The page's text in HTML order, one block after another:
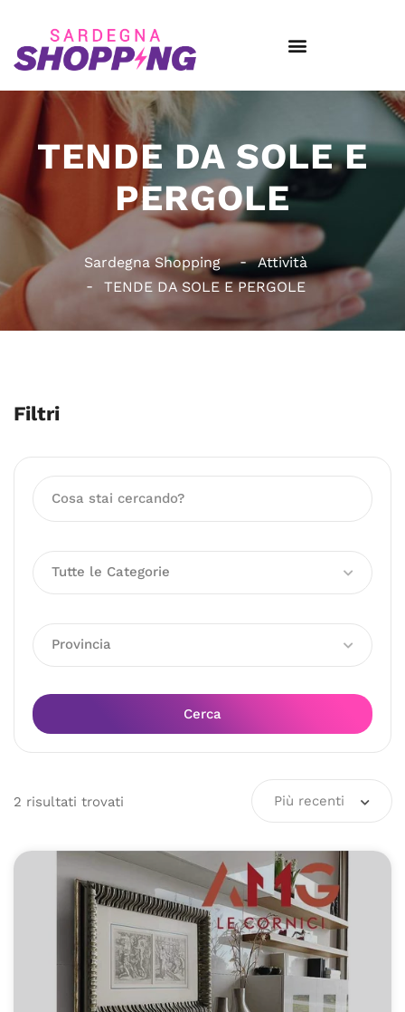
TENDE DA SOLE E
PERGOLE
Sardegna Shopping
Attività
TENDE DA SOLE E PERGOLE
Filtri
Tutte le Categorie
Provincia
Cerca
2 risultati trovati Più recenti